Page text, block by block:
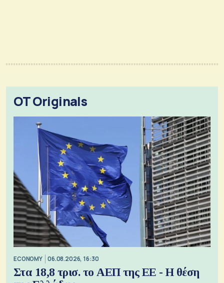
OT Originals
ECONOMY 06.08.2026, 16:30
Στα 18,8 τρισ. το ΑΕΠ της ΕΕ - Η θέση